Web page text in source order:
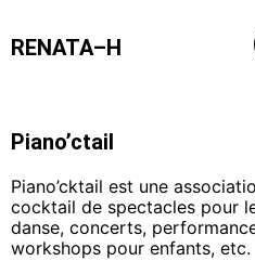
RENATA–H
Piano’ctail
Piano’cktail est une
cocktail de spectacles pour
danse, concerts,
workshops pour enfants, etc.